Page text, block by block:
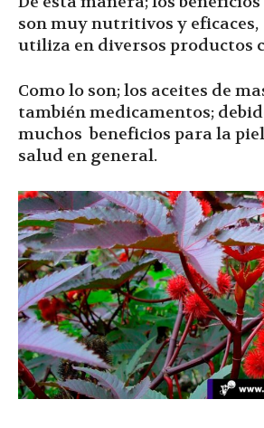
son muy nutritivos y eficaces,
utiliza en diversos productos
Como lo son; los aceites de
también medicamentos;
muchos beneficios para la
salud en general.